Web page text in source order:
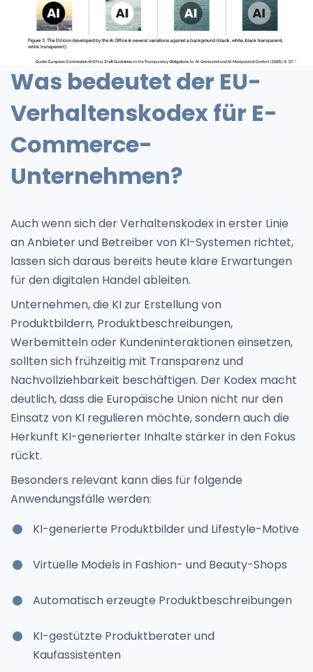
Was bedeutet der EU-
Verhaltenskodex für E-
Commerce-
Unternehmen?
Auch wenn sich der Verhaltenskodex in erster Linie
an Anbieter und Betreiber von KI-Systemen richtet,
lassen sich daraus bereits heute klare Erwartungen
für den digitalen Handel ableiten.
Unternehmen, die KI zur Erstellung von
Produktbildern, Produktbeschreibungen,
Werbemitteln oder Kundeninteraktionen einsetzen,
sollten sich frühzeitig mit Transparenz und
Nachvollziehbarkeit beschäftigen. Der Kodex macht
deutlich, dass die Europäische Union nicht nur den
Einsatz von KI regulieren möchte, sondern auch die
Herkunft KI-generierter Inhalte stärker in den Fokus
rückt.
Besonders relevant kann dies für folgende
Anwendungsfälle werden:
KI-generierte Produktbilder und Lifestyle-Motive
Virtuelle Models in Fashion- und Beauty-Shops
Automatisch erzeugte Produktbeschreibungen
KI-gestützte Produktberater und
Kaufassistenten